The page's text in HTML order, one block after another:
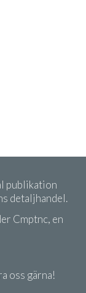
publikation
detaljhandel.
Cmptnc, en
oss gärna!